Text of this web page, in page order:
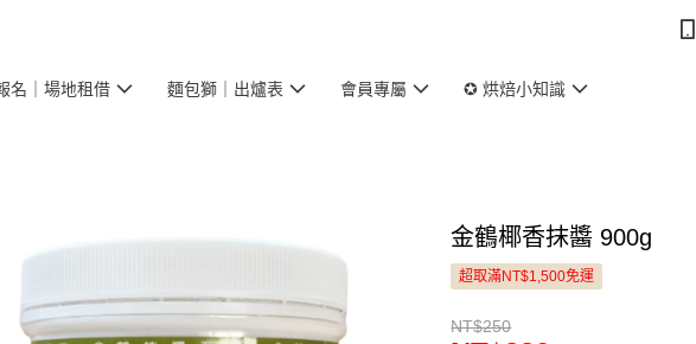
名｜場地租借 麵包獅｜出爐表 會員專屬 ✪ 烘焙小知識
金鶴椰香抹醬 900g
超取滿NT$1,500免運
NT$250